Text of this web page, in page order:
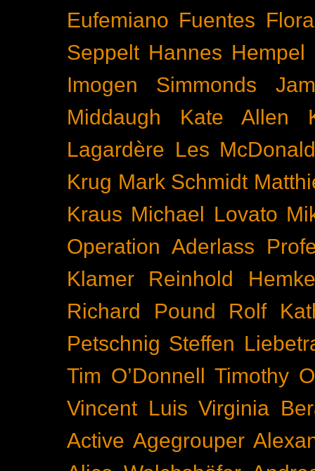
Eufemiano Fuentes
Seppelt Hannes Hempel
Imogen Simmonds
Middaugh
Kate Allen
Lagardère Les
Krug Mark Schmidt
Kraus Michael Lovato
Operation Aderlass
Klamer
Reinhold
Richard Pound
Rolf
Petschnig Steffen
Tim O’Donnell Timothy
Vincent Luis Virginia
Active Agegrouper